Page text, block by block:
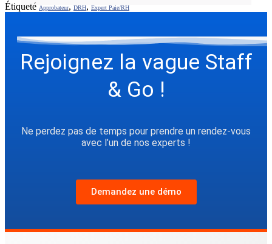
Étiqueté Approbateur, DRH, Expert Paie/RH
Rejoignez la vague Staff
& Go !
Ne perdez pas de temps pour prendre un rendez-vous
avec l’un de nos experts !
Demandez une démo